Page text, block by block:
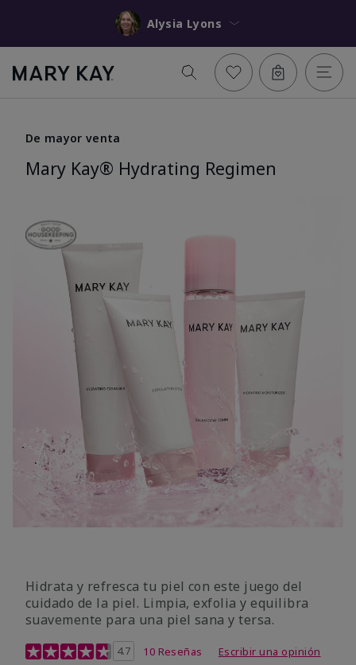
Alysia Lyons
De mayor venta
Mary Kay® Hydrating Regimen
Hidrata y refresca tu piel con este juego del
cuidado de la piel. Limpia, exfolia y equilibra
suavemente para una piel sana y tersa.
Calificación de clientes de 5 de 5
4.7 10 Reseñas Escribir una opinión